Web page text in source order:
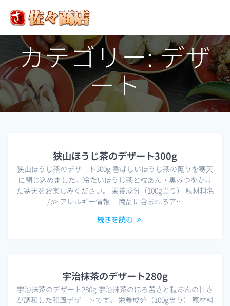
ン
ツ
へ
ス
キ
ッ
カテゴリー:デザ
ート
狭山ほうじ茶のデザート300g
狭山ほうじ茶のデザート300g 香ばしいほうじ茶の薫りを寒天
に閉じ込めました。冷たいほうじ茶と粒あん・黒みつをかけ
た寒天をお楽しみください。 栄養成分（100g当り） 原材料名
/p> アレルギー情報 商品に含まれるア…
続きを読む
宇治抹茶のデザート280g
宇治抹茶のデザート280g 宇治抹茶のほろ苦さと粒あんの甘さ
が調和した和風デザートです。 栄養成分（100g当り） 原材料